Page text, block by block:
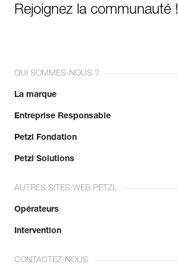
Rejoignez la communauté !
QUI SOMMES-NOUS ?
La marque
Entreprise Responsable
Petzl Fondation
Petzl Solutions
AUTRES SITES WEB PETZL
Opérateurs
Intervention
CONTACTEZ-NOUS